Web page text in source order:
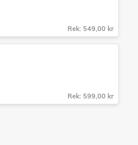
Rek: 549,00 kr
Rek: 599,00 kr